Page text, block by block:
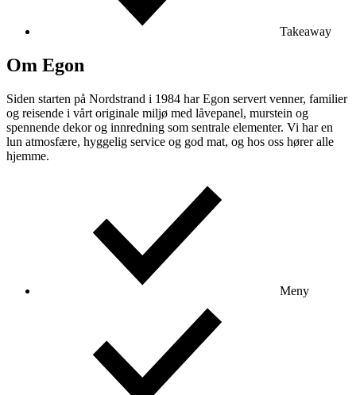
Takeaway
Om Egon
Siden starten på Nordstrand i 1984 har Egon servert venner, familier
og reisende i vårt originale miljø med låvepanel, murstein og
spennende dekor og innredning som sentrale elementer. Vi har en
lun atmosfære, hyggelig service og god mat, og hos oss hører alle
hjemme.
Meny